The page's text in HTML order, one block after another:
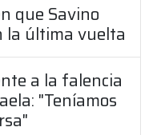
que Savino
la última vuelta
a la falencia
"Teníamos